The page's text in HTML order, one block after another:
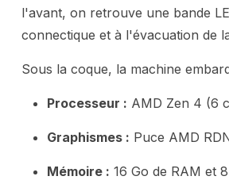
l'avant, on retrouve une bande
connectique et à l'évacuation de
Sous la coque, la machine
Processeur : AMD Zen 4 (6
Graphismes : Puce AMD
Mémoire : 16 Go de RAM et